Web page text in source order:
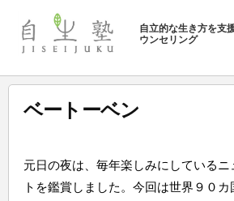
ン
自
塾
自立的な生き方を支
ウンセリング
ベートーベン
y
自
元日の夜は、毎年楽しみにしている
トを鑑賞しました。今回は世界９０カ